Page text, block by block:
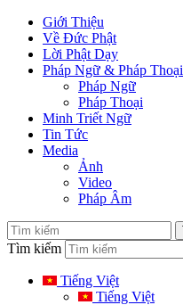
Giới Thiệu
Về Đức Phật
Lời Phật Dạy
Pháp Ngữ & Pháp Thoại
Pháp Ngữ
Pháp Thoại
Minh Triết Ngữ
Tin Tức
Media
Ảnh
Video
Pháp Âm
Tìm kiếm
Tiếng Việt
Tiếng Việt